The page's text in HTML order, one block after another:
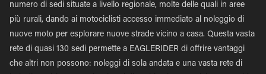
numero di sedi situate a livello regionale, molte delle quali in aree
più rurali, dando ai motociclisti accesso immediato al noleggio di
nuove moto per esplorare nuove strade vicino a casa. Questa vasta
rete di quasi 130 sedi permette a EAGLERIDER di offrire vantaggi
che altri non possono: noleggi di sola andata e una vasta rete di